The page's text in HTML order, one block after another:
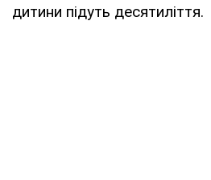
дитини підуть десятиліття.